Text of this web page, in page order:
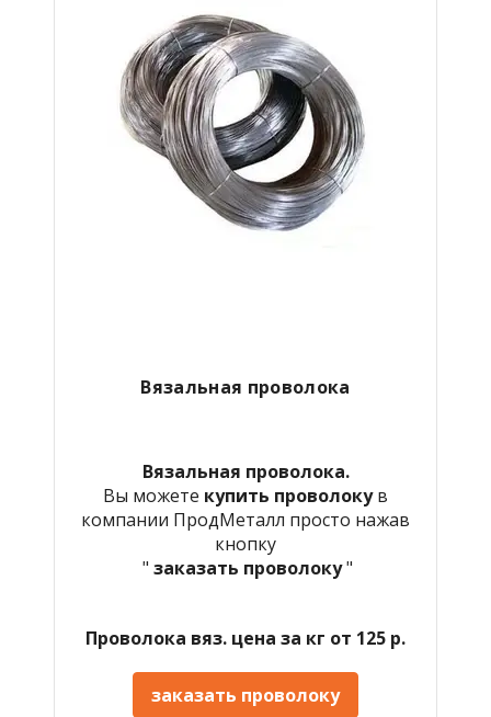
Вязальная проволока
Вязальная проволока.
Вы можете купить проволокув
компании ПродМеталл просто нажав
кнопку
" заказать проволоку"
Проволока вяз. цена за кг от 125 р.
заказать проволоку